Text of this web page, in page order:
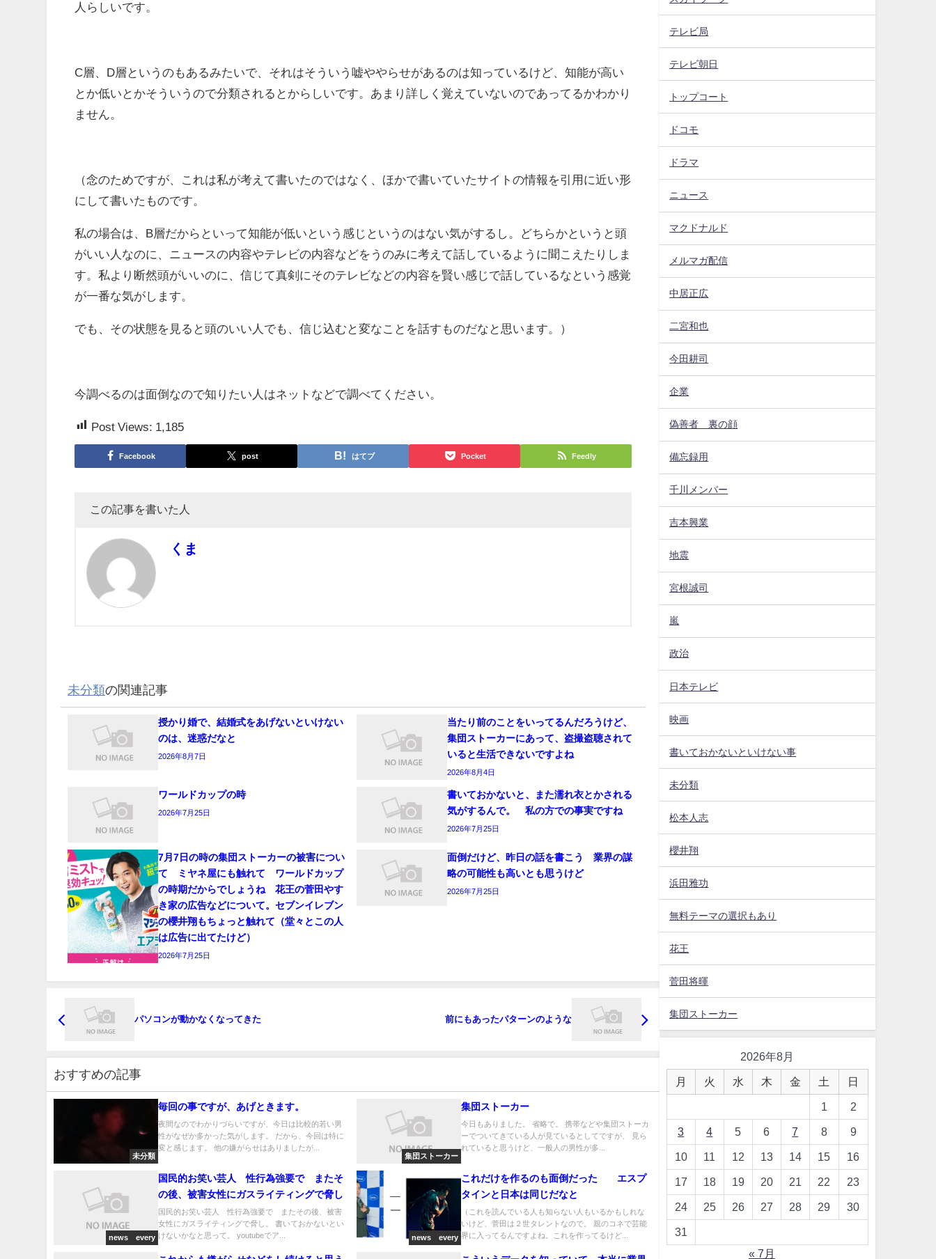
人らしいです。
C層、D層というのもあるみたいで、それはそういう嘘ややらせがあるのは知っているけど、知能が高い
とか低いとかそういうので分類されるとからしいです。あまり詳しく覚えていないのであってるかわかり
ません。
（念のためですが、これは私が考えて書いたのではなく、ほかで書いていたサイトの情報を引用に近い形
にして書いたものです。
私の場合は、B層だからといって知能が低いという感じというのはない気がするし。どちらかというと頭
がいい人なのに、ニュースの内容やテレビの内容などをうのみに考えて話しているように聞こえたりしま
す。私より断然頭がいいのに、信じて真剣にそのテレビなどの内容を賢い感じで話しているなという感覚
が一番な気がします。
でも、その状態を見ると頭のいい人でも、信じ込むと変なことを話すものだなと思います。）
今調べるのは面倒なので知りたい人はネットなどで調べてください。
Post Views: 1,185
Facebook post はてブ Pocket Feedly
この記事を書いた人
くま
未分類の関連記事
授かり婚で、結婚式をあげないといけない
のは、迷惑だなと
2026年8月7日
当たり前のことをいってるんだろうけど、
集団ストーカーにあって、盗撮盗聴されて
いると生活できないですよね
2026年8月4日
ワールドカップの時
2026年7月25日
書いておかないと、また濡れ衣とかされる
気がするんで。 私の方での事実ですね
2026年7月25日
7月7日の時の集団ストーカーの被害につい
て ミヤネ屋にも触れて ワールドカップ
の時期だからでしょうね 花王の菅田やす
き家の広告などについて。セブンイレブン
の櫻井翔もちょっと触れて（堂々とこの人
は広告に出てたけど）
2026年7月25日
面倒だけど、昨日の話を書こう 業界の謀
略の可能性も高いとも思うけど
2026年7月25日
パソコンが動かなくなってきた 前にもあったパターンのような
おすすめの記事
未分類
毎回の事ですが、あげときます。
夜間なのでわかりづらいですが、今日は比較的若い男
性がなぜか多かった気がします。 だから、今回は特に
変と感じます。 他の嫌がらせはありましたが...
集団ストーカー
集団ストーカー
今日もありました。 省略で。 携帯などや集団ストーカ
ーでついてきている人が見ているとしてですが、 見ら
れていると思うけど、一般人の男性が多...
news every
国民的お笑い芸人 性行為強要で またそ
の後、被害女性にガスライティングで脅し
国民的お笑い芸人 性行為強要で またその後、被害
女性にガスライティングで脅し。 書いておかないとい
けないかなと思って。 youtubeでア...
news every
これだけを作るのも面倒だった エスプ
タインと日本は同じだなと
（これを読んでいる人も知らない人もいるかもしれな
いけど、菅田は２世タレントなので。 親のコネで芸能
界に入ってるんですよね。これを作ってるけど...
テレビ局
テレビ朝日
トップコート
ドコモ
ドラマ
ニュース
マクドナルド
メルマガ配信
中居正広
二宮和也
今田耕司
企業
偽善者 裏の顔
備忘録用
千川メンバー
吉本興業
地震
宮根誠司
嵐
政治
日本テレビ
映画
書いておかないといけない事
未分類
松本人志
櫻井翔
浜田雅功
無料テーマの選択もあり
花王
菅田将暉
集団ストーカー
2026年8月
月 火 水 木 金 土 日
1 2
3 4 5 6 7 8 9
10 11 12 13 14 15 16
17 18 19 20 21 22 23
24 25 26 27 28 29 30
31
« 7月